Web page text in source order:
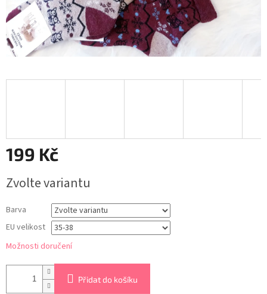
199 Kč
cena:
Zvolte variantu
Barva
EU velikost
Možnosti doručení
Přidat do košíku